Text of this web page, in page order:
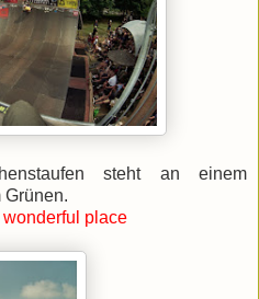
steht an einem
Grünen.
place